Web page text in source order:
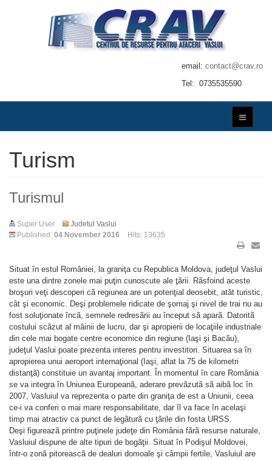
email: contact@crav.ro
Tel: 0735535590
Turism
Turismul
Super User
Judetul Vaslui
Published: 04 November 2016 Hits: 13635
Situat în estul României, la graniţa cu Republica Moldova, judeţul Vaslui
este una dintre zonele mai puţin cunoscute ale ţãrii. Rãsfoind aceste
broşuri veţi descoperi cã regiunea are un potenţial deosebit, atât turistic,
cât şi economic. Deşi problemele ridicate de şomaj şi nivel de trai nu au
fost soluţionate încã, semnele redresãrii au început sã aparã. Datoritã
costului scãzut al mâinii de lucru, dar şi apropierii de locaţiile industriale
din cele mai bogate centre economice din regiune (Iaşi şi Bacãu),
judeţul Vaslui poate prezenta interes pentru investitori. Situarea sa în
apropierea unui aeroport internaţional (Iaşi, aflat la 75 de kilometri
distanţã) constituie un avantaj important. În momentul în care România
se va integra în Uniunea Europeanã, aderare prevãzutã sã aibã loc în
2007, Vasluiul va reprezenta o parte din graniţa de est a Uniunii, ceea
ce-i va conferi o mai mare responsabilitate, dar îl va face în acelaşi
timp mai atractiv ca punct de legãturã cu ţãrile din fosta URSS.
Deşi figureazã printre puţinele judeţe din România fãrã resurse naturale,
Vasluiul dispune de alte tipuri de bogãţii. Situat în Podişul Moldovei,
într-o zonã pitoreascã de dealuri domoale şi câmpii fertile, Vasluiul are